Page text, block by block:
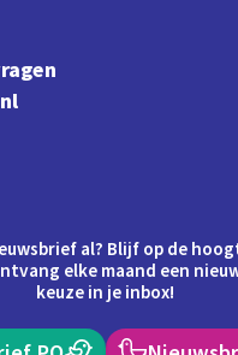
al? Blijf op de
elke maand een
keuze in je inbox!